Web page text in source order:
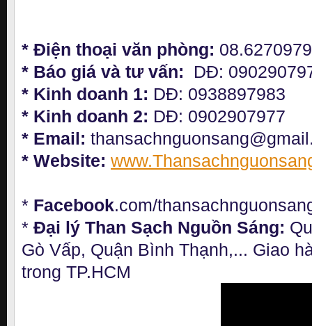
* Điện thoại văn phòng:
* Báo giá và tư vấn:
DĐ:
* Kinh doanh 1: DĐ: 0938897983
* Kinh doanh 2: DĐ: 0902907977
* Email:
* Website:
* Facebook.com/
* Đại lý Than Sạch Nguồn Sáng:
Gò Vấp, Quận Bình Thạnh,... Giao
trong TP.HCM